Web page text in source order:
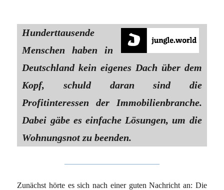
Hunderttausende
Menschen haben in
Deutschland kein eigenes Dach über dem
Kopf, schuld daran sind die
Profitinteressen der Immobilienbranche.
Dabei gäbe es einfache Lösungen, um die
Wohnungsnot zu beenden.
Zunächst hörte es sich nach einer guten Nachricht an: Die